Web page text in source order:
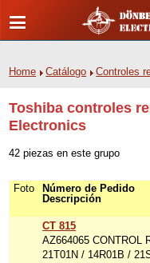
Home Catálogo Controles
Toshiba controles
Electronics
42 piezas en este grupo
Foto
Número de Pedido
Descripción
CT 815
AZ664065 CONTROL
21T01N / 14R01B /